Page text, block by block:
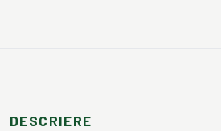
DESCRIERE